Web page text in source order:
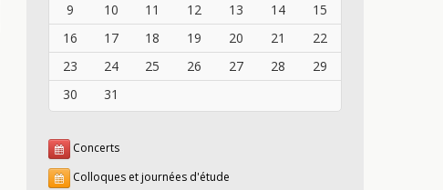
9
10 11 12 13 14
15
16
17 18 19 20 21
22
23
24 25 26 27 28
29
30
31
Concerts
Colloques et journées d'étude